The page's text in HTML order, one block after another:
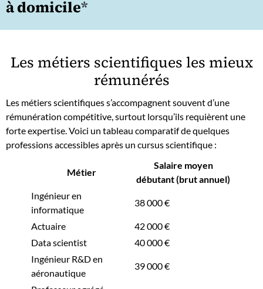
à domicile*
Les métiers scientifiques les mieux
rémunérés
Les métiers scientifiques s’accompagnent souvent d’une
rémunération compétitive, surtout lorsqu’ils requièrent une
forte expertise. Voici un tableau comparatif de quelques
professions accessibles après un cursus scientifique :
Métier
Salaire moyen
débutant (brut annuel)
Ingénieur en
informatique
38 000 €
Actuaire
42 000 €
Data scientist
40 000 €
Ingénieur R&D en
aéronautique
39 000 €